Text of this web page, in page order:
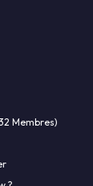
Membres)